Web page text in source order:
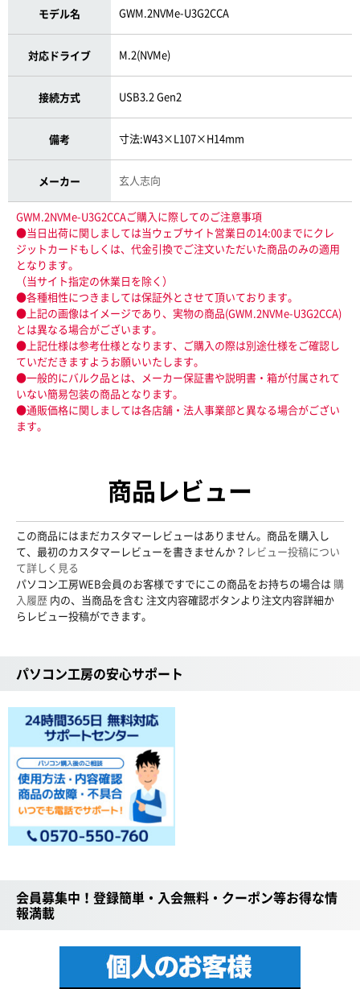
モデル名 GWM.2NVMe-U3G2CCA
対応ドライブ M.2(NVMe)
接続方式 USB3.2 Gen2
備考 寸法:W43×L107×H14mm
メーカー 玄人志向
GWM.2NVMe-U3G2CCAご購入に際してのご注意事項
●当日出荷に関しましては当ウェブサイト営業日の14:00までにクレ
ジットカードもしくは、代金引換でご注文いただいた商品のみの適用
となります。
（当サイト指定の休業日を除く）
●各種相性につきましては保証外とさせて頂いております。
●上記の画像はイメージであり、実物の商品(GWM.2NVMe-U3G2CCA)
とは異なる場合がございます。
●上記仕様は参考仕様となります、ご購入の際は別途仕様をご確認し
ていだだきますようお願いいたします。
●一般的にバルク品とは、メーカー保証書や説明書・箱が付属されて
いない簡易包装の商品となります。
●通販価格に関しましては各店舗・法人事業部と異なる場合がござい
ます。
商品レビュー
この商品にはまだカスタマーレビューはありません。商品を購入し
て、最初のカスタマーレビューを書きませんか？ レビュー投稿につい
て詳しく見る
パソコン工房WEB会員のお客様ですでにこの商品をお持ちの場合は 購
入履歴 内の、当商品を含む 注文内容確認ボタンより注文内容詳細か
らレビュー投稿ができます。
パソコン工房の安心サポート
会員募集中！登録簡単・入会無料・クーポン等お得な情
報満載